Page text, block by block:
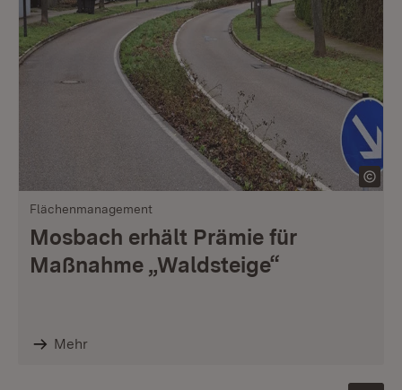
Flächenmanagement
Mosbach erhält Prämie für
Maßnahme „Waldsteige“
Mehr